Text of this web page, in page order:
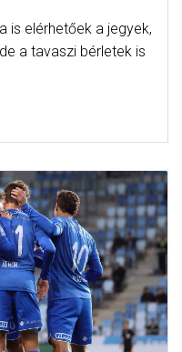
is elérhetőek a jegyek,
a tavaszi bérletek is